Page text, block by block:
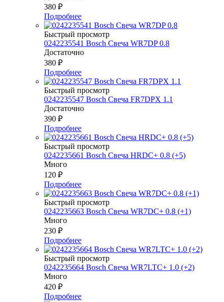
380 ₽
Подробнее
Быстрый просмотр
0242235541 Bosch Свеча WR7DP 0.8
Достаточно
380 ₽
Подробнее
Быстрый просмотр
0242235547 Bosch Свеча FR7DPX 1.1
Достаточно
390 ₽
Подробнее
Быстрый просмотр
0242235661 Bosch Свеча HRDC+ 0.8 (+5)
Много
120 ₽
Подробнее
Быстрый просмотр
0242235663 Bosch Свеча WR7DC+ 0.8 (+1)
Много
230 ₽
Подробнее
Быстрый просмотр
0242235664 Bosch Свеча WR7LTC+ 1.0 (+2)
Много
420 ₽
Подробнее